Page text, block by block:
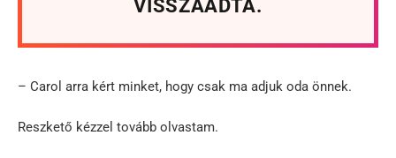
VISSZAADTA.
– Carol arra kért minket, hogy csak ma adjuk oda önnek.
Reszkető kézzel tovább olvastam.